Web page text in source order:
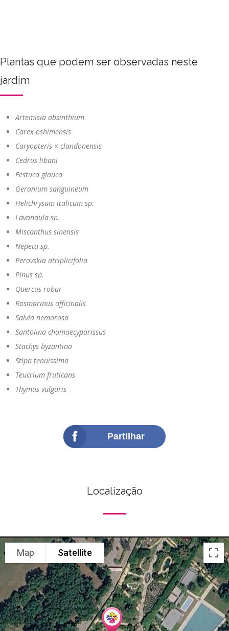
Plantas que podem ser observadas neste
jardim
Artemisia absinthium
Carex oshimensis
Caryopteris × clandonensis
Cedrus libani
Festuca glauca
Geranium sanguineum
Helichrysum italicum sp.
Lavandula sp.
Miscanthus sinensis
Nepeta sp.
Perovskia atriplicifolia
Pinus sp.
Quercus robur
Rosmarinus officinalis
Salvia nemorosa
Santolina chamaecyparissus
Stachys byzantina
Stipa tenuissima
Teucrium fruticans
Thymus vulgaris
Partilhar
Localização
Map Satellite